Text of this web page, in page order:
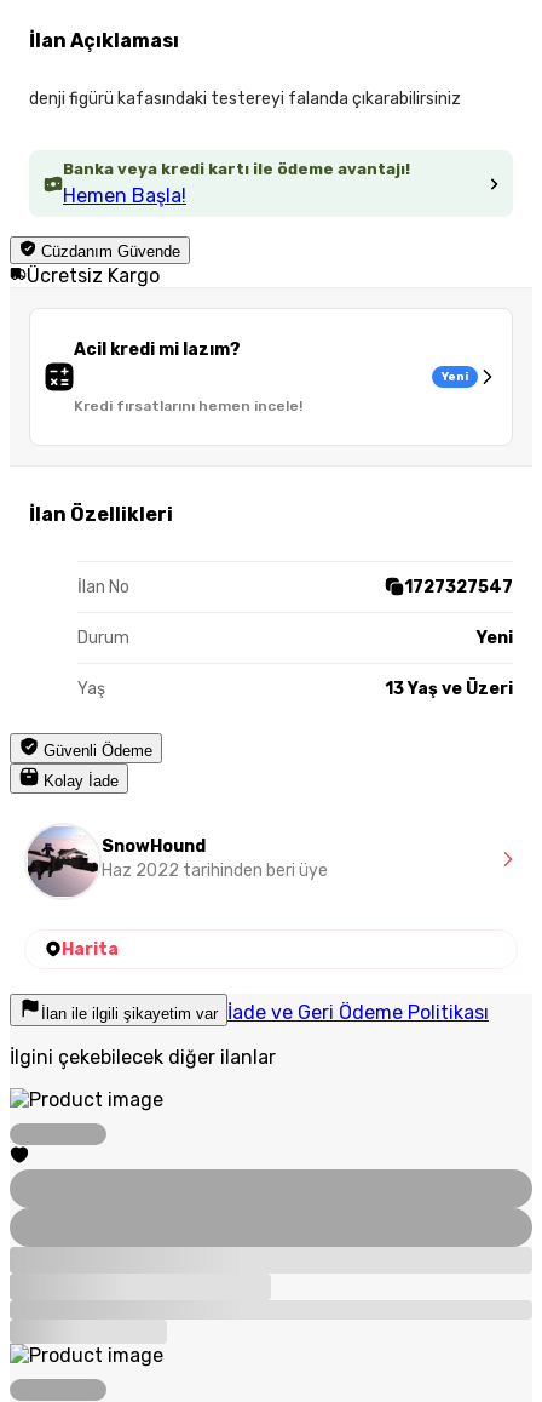
Banka veya kredi kartı ile ödeme avantajı!
Hemen Başla!
Cüzdanım Güvende
Ücretsiz Kargo
Acil kredi mi lazım?
Kredi fırsatlarını hemen incele!
Yeni
İlan Özellikleri
İlan No 1727327547
Durum Yeni
Yaş 13 Yaş ve Üzeri
Güvenli Ödeme
Kolay İade
İlan Açıklaması
denji figürü kafasındaki testereyi falanda çıkarabilirsiniz
SnowHound
Haz 2022 tarihinden beri üye
Harita
İlan ile ilgili şikayetim var İade ve Geri Ödeme Politikası
İlgini çekebilecek diğer ilanlar